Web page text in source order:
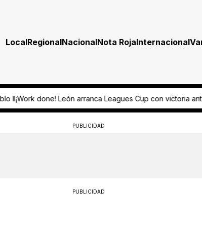
LocalRegionalNacionalNota RojaInternacional
Cup con victoria ante NashvilleSEG garantiza
PUBLICIDAD
PUBLICIDAD